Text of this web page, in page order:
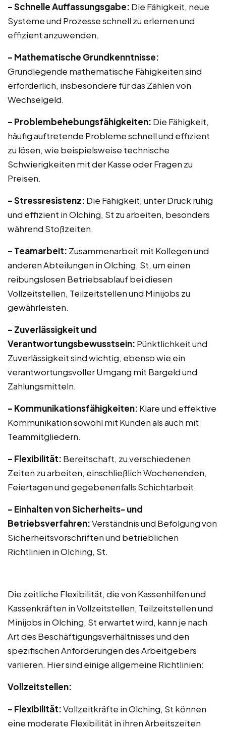
– Schnelle Auffassungsgabe: Die Fähigkeit, neue
Systeme und Prozesse schnell zu erlernen und
effizient anzuwenden.
– Mathematische Grundkenntnisse:
Grundlegende mathematische Fähigkeiten sind
erforderlich, insbesondere für das Zählen von
Wechselgeld.
– Problembehebungsfähigkeiten: Die Fähigkeit,
häufig auftretende Probleme schnell und effizient
zu lösen, wie beispielsweise technische
Schwierigkeiten mit der Kasse oder Fragen zu
Preisen.
– Stressresistenz: Die Fähigkeit, unter Druck ruhig
und effizient in Olching, St zu arbeiten, besonders
während Stoßzeiten.
– Teamarbeit: Zusammenarbeit mit Kollegen und
anderen Abteilungen in Olching, St, um einen
reibungslosen Betriebsablauf bei diesen
Vollzeitstellen, Teilzeitstellen und Minijobs zu
gewährleisten.
– Zuverlässigkeit und
Verantwortungsbewusstsein: Pünktlichkeit und
Zuverlässigkeit sind wichtig, ebenso wie ein
verantwortungsvoller Umgang mit Bargeld und
Zahlungsmitteln.
– Kommunikationsfähigkeiten: Klare und effektive
Kommunikation sowohl mit Kunden als auch mit
Teammitgliedern.
– Flexibilität: Bereitschaft, zu verschiedenen
Zeiten zu arbeiten, einschließlich Wochenenden,
Feiertagen und gegebenenfalls Schichtarbeit.
– Einhalten von Sicherheits- und
Betriebsverfahren:Verständnis und Befolgung von
Sicherheitsvorschriften und betrieblichen
Richtlinien in Olching, St.
Die zeitliche Flexibilität, die von Kassenhilfen und
Kassenkräften in Vollzeitstellen, Teilzeitstellen und
Minijobs in Olching, St erwartet wird, kann je nach
Art des Beschäftigungsverhältnisses und den
spezifischen Anforderungen des Arbeitgebers
variieren. Hier sind einige allgemeine Richtlinien:
Vollzeitstellen:
– Flexibilität:Vollzeitkräfte in Olching, St können
eine moderate Flexibilität in ihren Arbeitszeiten